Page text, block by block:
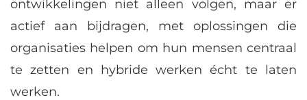
ontwikkelingen niet alleen volgen, maar er
actief aan bijdragen, met oplossingen die
organisaties helpen om hun mensen centraal
te zetten en hybride werken écht te laten
werken.